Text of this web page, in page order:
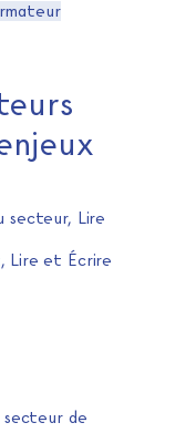
secteur, Lire
, Lire et Écrire
secteur de